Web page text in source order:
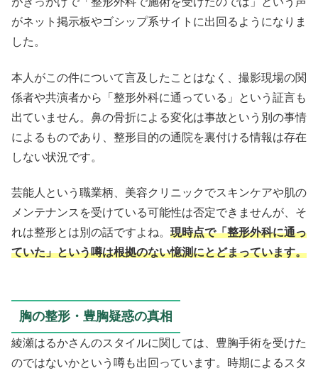
がネット掲示板やゴシップ系サイトに出回るようになりま
した。
本人がこの件について言及したことはなく、撮影現場の関
係者や共演者から「整形外科に通っている」という証言も
出ていません。鼻の骨折による変化は事故という別の事情
によるものであり、整形目的の通院を裏付ける情報は存在
しない状況です。
芸能人という職業柄、美容クリニックでスキンケアや肌の
メンテナンスを受けている可能性は否定できませんが、そ
れは整形とは別の話ですよね。 現時点で「整形外科に通っ
ていた」という噂は根拠のない憶測にとどまっています。
胸の整形・豊胸疑惑の真相
綾瀬はるかさんのスタイルに関しては、豊胸手術を受けた
のではないかという噂も出回っています。時期によるスタ